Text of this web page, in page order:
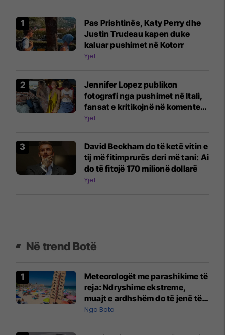
Pas Prishtinës, Katy Perry dhe
Justin Trudeau kapen duke
kaluar pushimet në Kotorr
Yjet
Jennifer Lopez publikon
fotografi nga pushimet në Itali,
fansat e kritikojnë në komente:
Fëmijët e tu janë vazhdimisht në
Yjet
David Beckham do të ketë vitin e
tij më fitimprurës deri më tani: Ai
do të fitojë 170 milionë dollarë
Yjet
Në trend Botë
Meteorologët me parashikime të
reja: Ndryshime ekstreme,
muajt e ardhshëm do të jenë të
pazakontë
Nga Bota